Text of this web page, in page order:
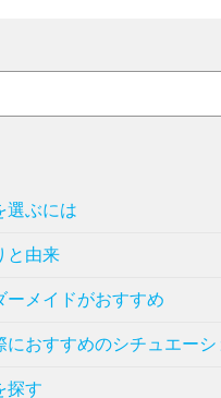
選ぶには
と由来
ーメイドがおすすめ
におすすめのシチュエーシ
探す